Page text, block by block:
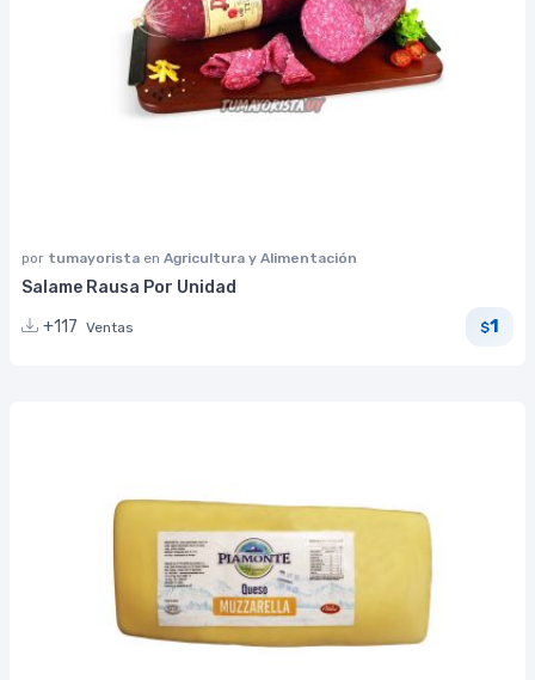
por tumayorista en Agricultura y Alimentación
Salame Rausa Por Unidad
+117 Ventas $1